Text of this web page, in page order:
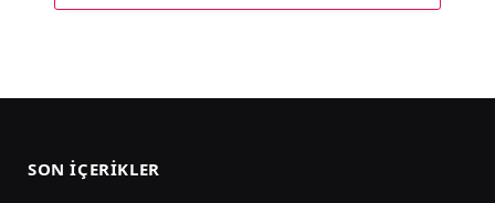
SON İÇERIKLER